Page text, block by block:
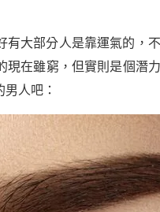
有大部分人是靠運氣的，
現在雖窮，但實則是個潛
人吧：